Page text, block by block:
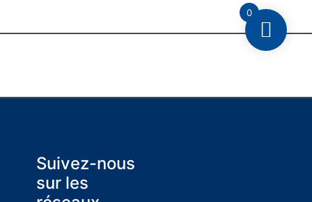
Suivez-nous
sur les
0